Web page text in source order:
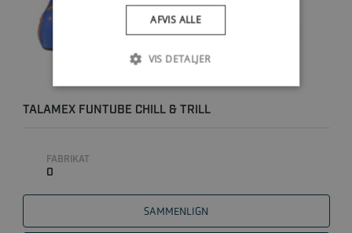
TALAMEX FUNTUBE CHILL & TRILL
FABRIKAT
0
SAMMENLIGN
AFVIS ALLE
VIS DETALJER